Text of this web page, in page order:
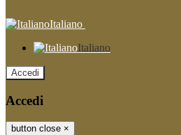
Italiano
Italiano
Accedi
Accedi
button close ×